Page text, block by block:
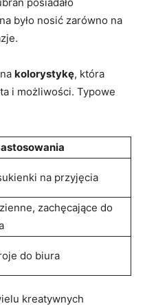
było nosić zarówno na
kolorystykę, która
i możliwości. Typowe
na przyjęcia
zachęcające do
do biura
kreatywnych